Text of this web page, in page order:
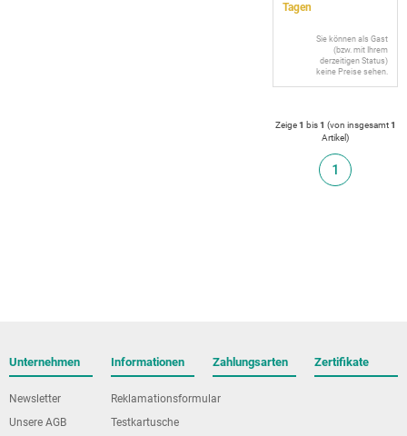
Tagen
Sie können als Gast
(bzw. mit Ihrem
derzeitigen Status)
keine Preise sehen.
Zeige1 bis1 (von insgesamt1
Artikel)
1
Unternehmen
Newsletter
Unsere AGB
Informationen
Reklamationsformular
Testkartusche
Zahlungsarten Zertifikate